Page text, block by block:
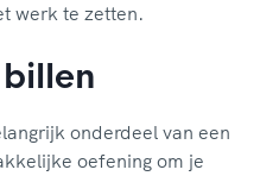
werk te zetten.
onderdeel van een
oefening om je